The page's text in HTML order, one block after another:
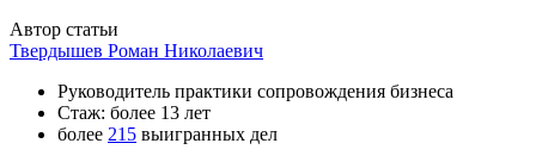
Автор статьи
Твердышев Роман Николаевич
Руководитель практики сопровождения бизнеса
Стаж: более 13 лет
более 215 выигранных дел